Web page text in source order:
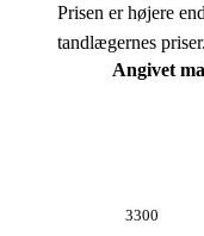
Prisen er højere
tandlægernes priser.
Angivet
3300